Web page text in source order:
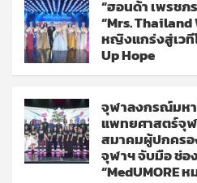
“ฮอนด้า เพรช
“Mrs.
หญิงแกร่งสู่เวที
Up Hope
จุฬาลงกรณ์มห
แพทยศาสตร์จุ
สมาคมผู้ปกครอ
จุฬาฯ จับมือ ช่อ
“MedUMORE